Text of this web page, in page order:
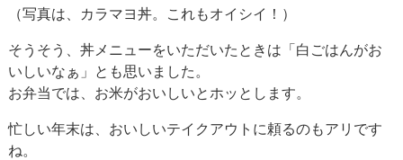
（写真は、カラマヨ丼。これもオイシイ！）
そうそう、丼メニューをいただいたときは「白ごはんがお
いしいなぁ」とも思いました。
お弁当では、お米がおいしいとホッとします。
忙しい年末は、おいしいテイクアウトに頼るのもアリです
ね。